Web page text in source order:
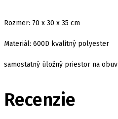
Rozmer: 70 x 30 x 35 cm
Materiál: 600D kvalitný polyester
samostatný úložný priestor na obuv
Recenzie